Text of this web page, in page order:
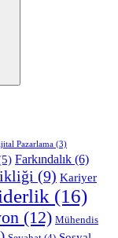
Pazarlama (3)
Farkındalık (6)
(9) Kariyer
(16)
(12) Mühendis